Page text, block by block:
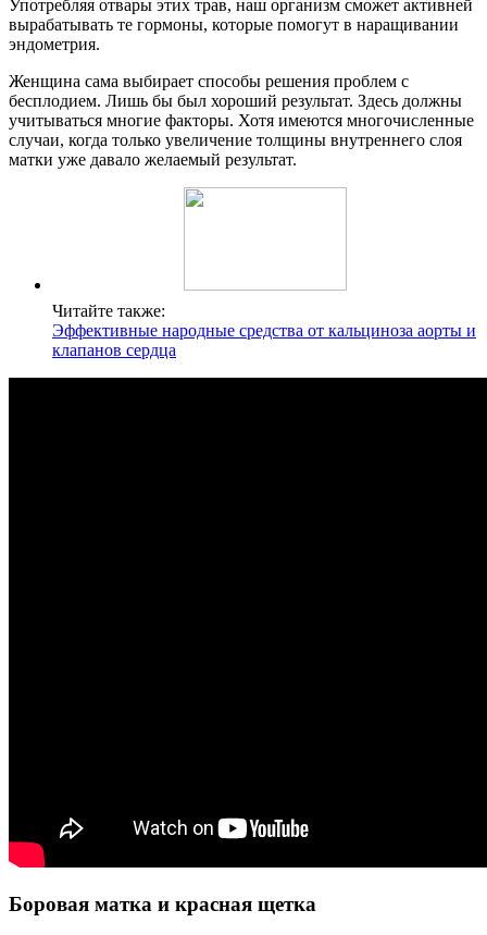
Употребляя отвары этих трав, наш организм сможет активней
вырабатывать те гормоны, которые помогут в наращивании
эндометрия.
Женщина сама выбирает способы решения проблем с
бесплодием. Лишь бы был хороший результат. Здесь должны
учитываться многие факторы. Хотя имеются многочисленные
случаи, когда только увеличение толщины внутреннего слоя
матки уже давало желаемый результат.
Читайте также:
Эффективные народные средства от кальциноза аорты и
клапанов сердца
Боровая матка и красная щетка